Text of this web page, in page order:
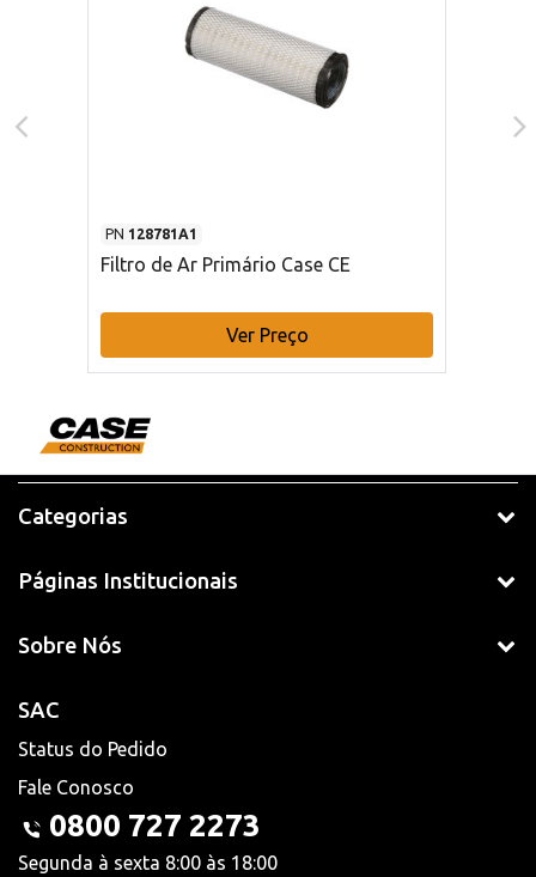
PN 128781A1
Filtro de Ar Primário Case CE
Ver Preço
Categorias
Páginas Institucionais
Sobre Nós
SAC
Status do Pedido
Fale Conosco
0800 727 2273
Segunda à sexta 8:00 às 18:00